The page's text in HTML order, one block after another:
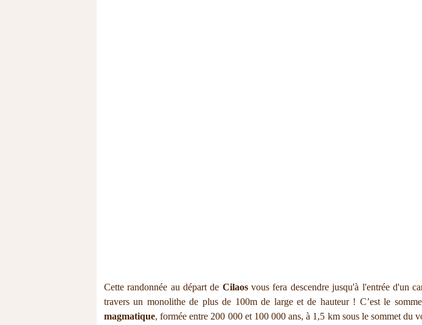
Cette randonnée au départ de Cilaosvous fera descendre jusqu'à l'entrée d'un
travers un monolithe de plus de 100m de large et de hauteur ! C’est le
magmatique, formée entre 200 000 et 100 000 ans, à 1,5 km sous le sommet du